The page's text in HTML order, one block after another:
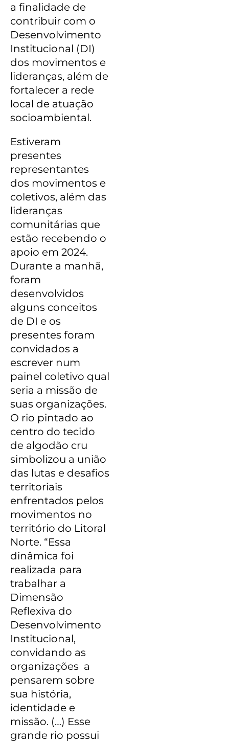
a finalidade de
contribuir com o
Desenvolvimento
Institucional (DI)
dos movimentos e
lideranças, além de
fortalecer a rede
local de atuação
socioambiental.
Estiveram
presentes
representantes
dos movimentos e
coletivos, além das
lideranças
comunitárias que
estão recebendo o
apoio em 2024.
Durante a manhã,
foram
desenvolvidos
alguns conceitos
de DI e os
presentes foram
convidados a
escrever num
painel coletivo qual
seria a missão de
suas organizações.
O rio pintado ao
centro do tecido
de algodão cru
simbolizou a união
das lutas e desafios
territoriais
enfrentados pelos
movimentos no
território do Litoral
Norte. “Essa
dinâmica foi
realizada para
trabalhar a
Dimensão
Reflexiva do
Desenvolvimento
Institucional,
convidando as
organizações a
pensarem sobre
sua história,
identidade e
missão. (…) Esse
grande rio possui